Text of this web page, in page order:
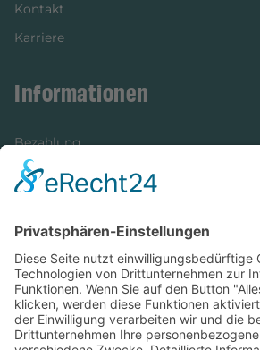
Kontakt
Karriere
Informationen
Bezahlung
Newsletter
Versandinformationen
Verfügbarkeit/Verträglichkeit
Rechtliches
Widerrufsrecht und Widerrufsformular